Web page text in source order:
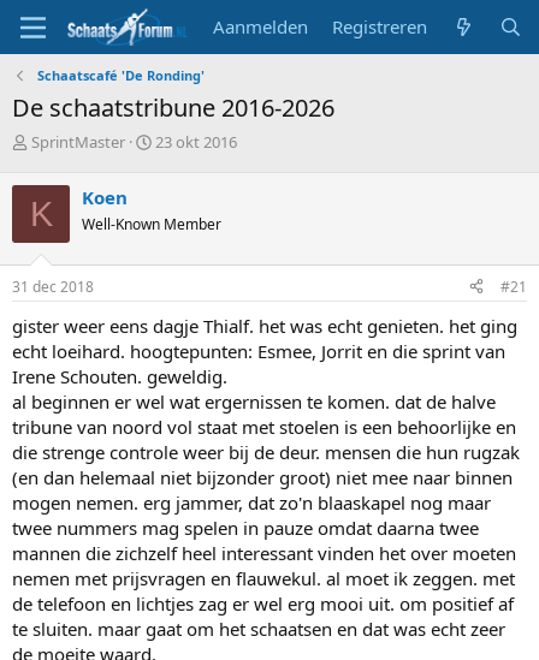
Aanmelden Registreren
Schaatscafé 'De Ronding'
De schaatstribune 2016-2026
T
p
i
c
s
t
a
t
e
r
SprintMaster
S
t
a
m
23 okt 2016
K Koen
Well-Known Member
31 dec 2018 #21
gister weer eens dagje Thialf. het was echt genieten. het ging
echt loeihard. hoogtepunten: Esmee, Jorrit en die sprint van
Irene Schouten. geweldig.
al beginnen er wel wat ergernissen te komen. dat de halve
tribune van noord vol staat met stoelen is een behoorlijke en
die strenge controle weer bij de deur. mensen die hun rugzak
(en dan helemaal niet bijzonder groot) niet mee naar binnen
mogen nemen. erg jammer, dat zo'n blaaskapel nog maar
twee nummers mag spelen in pauze omdat daarna twee
mannen die zichzelf heel interessant vinden het over moeten
nemen met prijsvragen en flauwekul. al moet ik zeggen. met
de telefoon en lichtjes zag er wel erg mooi uit. om positief af
te sluiten. maar gaat om het schaatsen en dat was echt zeer
de moeite waard.